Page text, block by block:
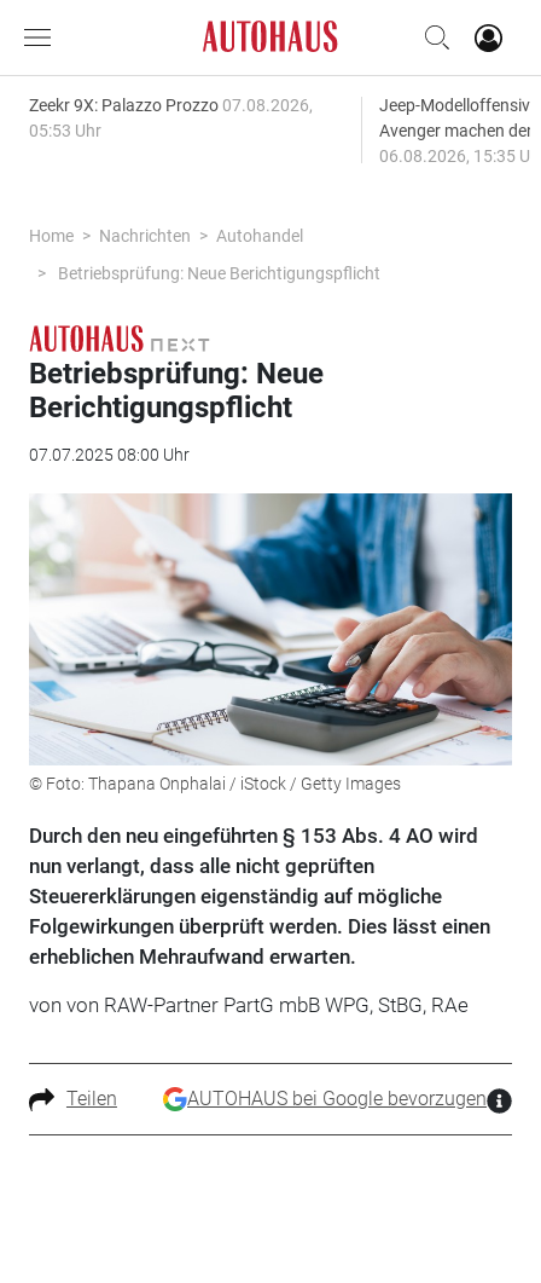
Zeekr 9X: Palazzo Prozzo 07.08.2026,
05:53 Uhr
Jeep-
Avenger machen
06.08.2026, 15:35
Home Nachrichten
Autohandel
Betriebsprüfung: Neue Berichtigungspflicht
Betriebsprüfung: Neue
Berichtigungspflicht
07.07.2025 08:00 Uhr
© Foto: Thapana Onphalai / iStock / Getty Images
Durch den neu eingeführten § 153 Abs. 4 AO wird
nun verlangt, dass alle nicht geprüften
Steuererklärungen eigenständig auf mögliche
Folgewirkungen überprüft werden. Dies lässt einen
erheblichen Mehraufwand erwarten.
von von RAW-Partner PartG mbB WPG, StBG, RAe
Teilen AUTOHAUS bei Google bevorzugen